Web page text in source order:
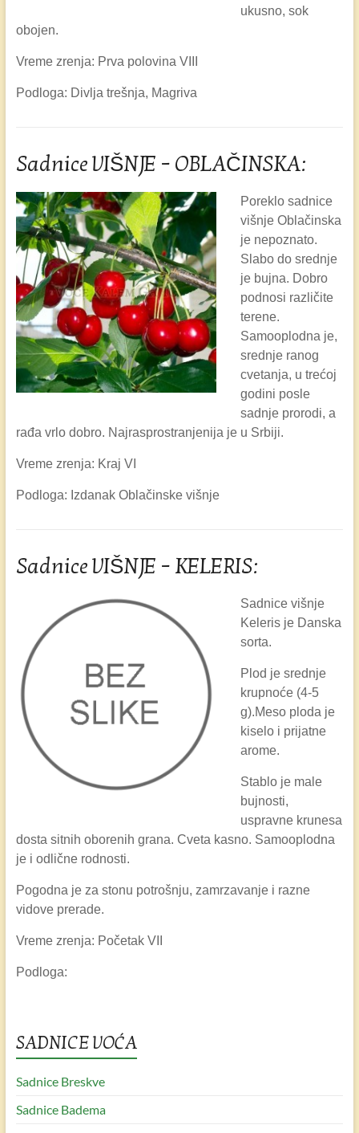
ukusno, sok
obojen.
Vreme zrenja: Prva polovina VIII
Podloga: Divlja trešnja, Magriva
Sadnice VIŠNJE – OBLAČINSKA:
Poreklo sadnice
višnje Oblačinska
je nepoznato.
Slabo do srednje
je bujna. Dobro
podnosi različite
terene.
Samooplodna je,
srednje ranog
cvetanja, u trećoj
godini posle
sadnje prorodi, a
rađa vrlo dobro. Najrasprostranjenija je u Srbiji.
Vreme zrenja: Kraj VI
Podloga: Izdanak Oblačinske višnje
Sadnice VIŠNJE – KELERIS:
Sadnice višnje
Keleris je Danska
sorta.
Plod je srednje
krupnoće (4-5
g).Meso ploda je
kiselo i prijatne
arome.
Stablo je male
bujnosti,
uspravne krunesa
dosta sitnih oborenih grana. Cveta kasno. Samooplodna
je i odlične rodnosti.
Pogodna je za stonu potrošnju, zamrzavanje i razne
vidove prerade.
Vreme zrenja: Početak VII
Podloga:
SADNICE VOĆA
Sadnice Breskve
Sadnice Badema